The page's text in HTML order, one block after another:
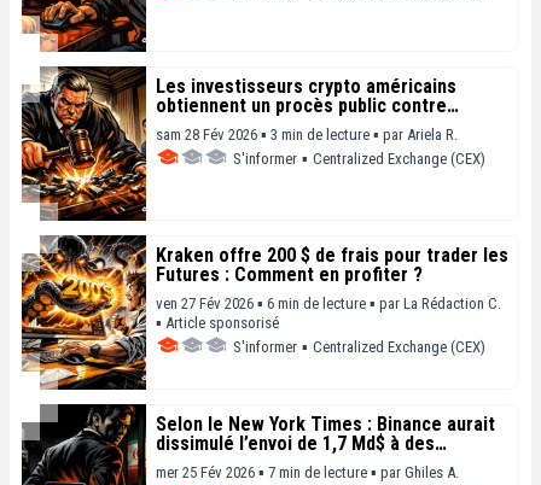
Les investisseurs crypto américains
obtiennent un procès public contre
Binance
sam 28 Fév 2026 ▪ 3 min de lecture ▪ par Ariela R.
S'informer ▪ Centralized Exchange (CEX)
Kraken offre 200 $ de frais pour trader les
Futures : Comment en profiter ?
ven 27 Fév 2026 ▪ 6 min de lecture ▪ par La Rédaction C.
▪ Article sponsorisé
S'informer ▪ Centralized Exchange (CEX)
Selon le New York Times : Binance aurait
dissimulé l’envoi de 1,7 Md$ à des
comptes liés à l’Iran
mer 25 Fév 2026 ▪ 7 min de lecture ▪ par Ghiles A.